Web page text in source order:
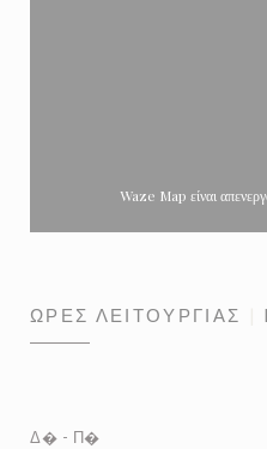
Waze Map είναι
ΏΡΕΣ ΛΕΙΤΟΥΡΓΊΑΣ
Δ� - Π�